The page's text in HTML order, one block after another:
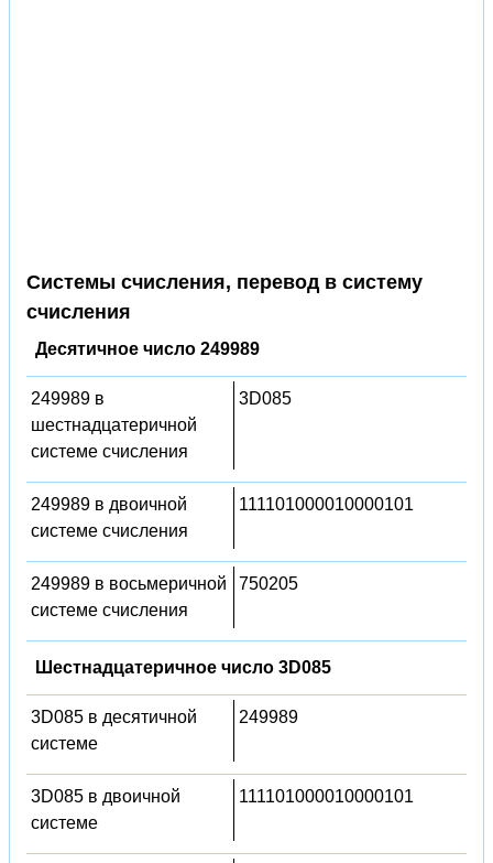
Системы счисления, перевод в систему
счисления
Десятичное число 249989
249989 в
шестнадцатеричной
системе счисления
3D085
249989 в двоичной
системе счисления
111101000010000101
249989 в восьмеричной
системе счисления
750205
Шестнадцатеричное число 3D085
3D085 в десятичной
системе
249989
3D085 в двоичной
системе
111101000010000101